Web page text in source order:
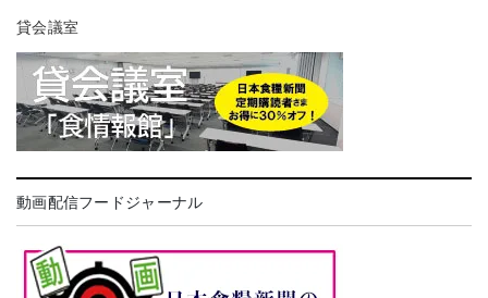
貸会議室
動画配信フードジャーナル